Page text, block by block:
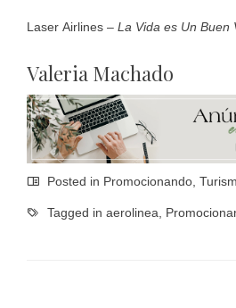
Laser Airlines – La Vida es Un Buen
Valeria Machado
Posted in Promocionando,
Tagged in aerolinea,